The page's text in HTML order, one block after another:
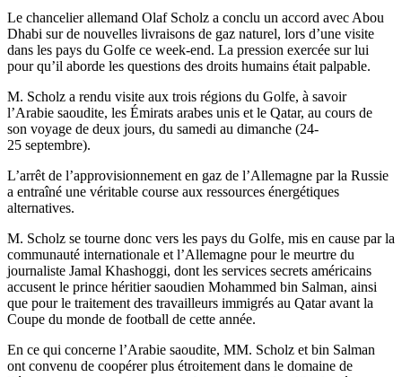
Le chancelier allemand Olaf Scholz a conclu un accord avec Abou
Dhabi sur de nouvelles livraisons de gaz naturel, lors d’une visite
dans les pays du Golfe ce week-end. La pression exercée sur lui
pour qu’il aborde les questions des droits humains était palpable.
M. Scholz a rendu visite aux trois régions du Golfe, à savoir
l’Arabie saoudite, les Émirats arabes unis et le Qatar, au cours de
son voyage de deux jours, du samedi au dimanche (24-
25 septembre).
L’arrêt de l’approvisionnement en gaz de l’Allemagne par la Russie
a entraîné une véritable course aux ressources énergétiques
alternatives.
M. Scholz se tourne donc vers les pays du Golfe, mis en cause par la
communauté internationale et l’Allemagne pour le meurtre du
journaliste Jamal Khashoggi, dont les services secrets américains
accusent le prince héritier saoudien Mohammed bin Salman, ainsi
que pour le traitement des travailleurs immigrés au Qatar avant la
Coupe du monde de football de cette année.
En ce qui concerne l’Arabie saoudite, MM. Scholz et bin Salman
ont convenu de coopérer plus étroitement dans le domaine de